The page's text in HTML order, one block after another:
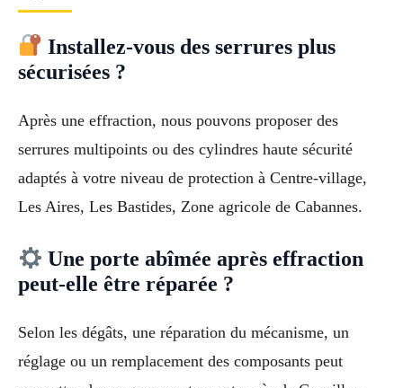
Installez-vous des serrures plus
sécurisées ?
Après une effraction, nous pouvons proposer des
serrures multipoints ou des cylindres haute sécurité
adaptés à votre niveau de protection à Centre-village,
Les Aires, Les Bastides, Zone agricole de Cabannes.
Une porte abîmée après effraction
peut-elle être réparée ?
Selon les dégâts, une réparation du mécanisme, un
réglage ou un remplacement des composants peut